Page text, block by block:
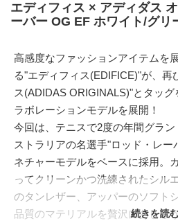
エディフィス × アディダス
ーバー OG EF ホワイト/グリ
高感度なファッションアイテムを
る"エディフィス(EDIFICE)"が、再
ス(ADIDAS ORIGINALS)"とタッ
ラボレーションモデルを展開！
今回は、テニスで2度の年間グラ
ストラリアの名選手"ロッド・レ
ネチャーモデルをベースに採用。
ってクリーンかつ洗練されたシル
のタンレザー、アッパーのソフト
品質のマテリアルを贅沢にあしら
続きを読